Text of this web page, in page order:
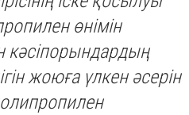
өнімін
жоюға үлкен әсерін